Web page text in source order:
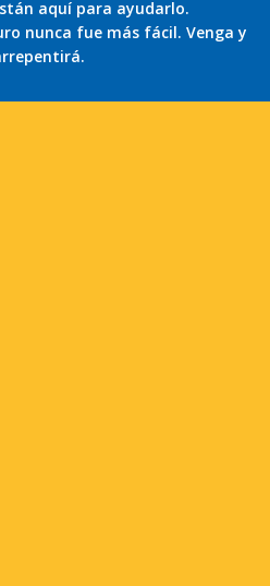
aquí para ayudarlo.
nunca fue más fácil. Venga y